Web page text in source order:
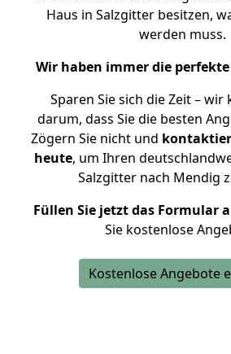
Haus in Salzgitter besitzen,
werden muss.
Wir haben immer die
Sparen Sie sich die Zeit –
darum, dass Sie die besten
Zögern Sie nicht und
heute, um Ihren
Salzgitter nach Mendig
Füllen Sie jetzt das Formular
Sie kostenlose
Kostenlose Angebote